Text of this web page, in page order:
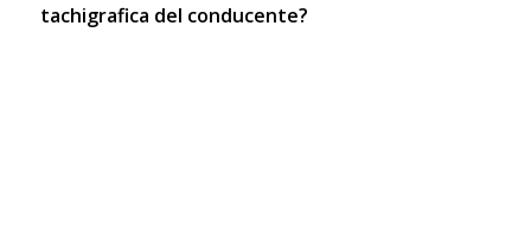
tachigrafica del conducente?